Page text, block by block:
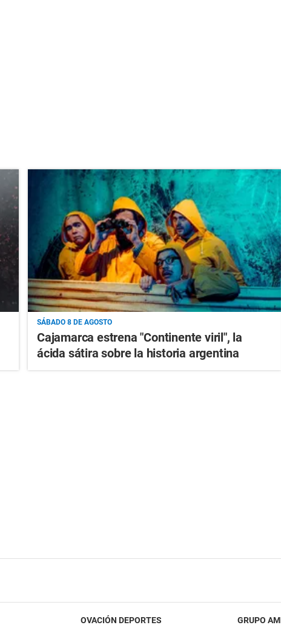
SÁBADO 8 DE AGOSTO
Cajamarca estrena "Continente viril", la
ácida sátira sobre la historia argentina
OVACIÓN DEPORTES GRUPO